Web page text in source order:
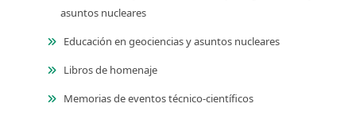
asuntos nucleares
Educación en geociencias y asuntos nucleares
Libros de homenaje
Memorias de eventos técnico-científicos